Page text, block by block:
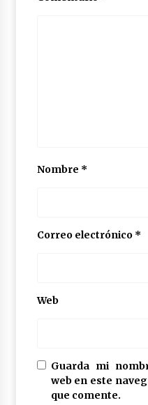
Nombre *
Correo electrónico *
Web
Guarda mi
web en este
que comente.